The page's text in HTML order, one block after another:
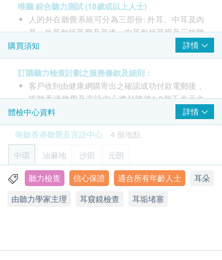
標準純音聽力測試
中耳鼓室圖測試
聽覺反射閥值測試
唯聽 綜合聽力測試 (18歲或以上人士)
人的外在聽覺系統可分為三部份: 外耳、中耳及內
耳。外耳包括耳廓及耳道，中耳包括耳膜及三枚聽
小骨，而內耳則包括了如蝸牛般的耳蝸，內耳連接
大腦的聽覺神經。聽覺系統任何一處出現問題都可
能會引致聽力損失，因此詳細的聽力檢查可找出問
題根源並由聽力學家提出最合適的治療方法。
綜合聽力測試由專業及合資格的聽力學家主理，提
供全面專業檢查，包括耳窺鏡檢查、標準純音聽力
測試、中耳鼓室圖測試、聽覺反射閾值測試，測試
後可清楚了解聽力受損程度及類型。
檢查包括：
耳窺鏡檢查
利用耳窺鏡檢查外耳道及耳膜的健康，探測是否有
耳垢堵塞，耳膜破損或外耳道發炎的情況
購買須知 詳情
訂購聽力檢查計劃之服務條款及細則：
客戶收到由健康網購寄出之確認成功付款電郵後，
唯聽香港聽覺及言語中心將於隨後1-2個工作天之
辦公時間內，致電客戶預約聽力檢查的時間及地
點。客戶亦可在訂單確認一個工作天後致電中心查
詢。
客戶須於預約當天出示身份證及列印訂購確認信確
認身份。
除嬰幼兒聽力測試外，其餘聽力測試僅限於18歲或
以上人士。
聽覺檢查計劃有效期為 6 個月，客戶必須於 6 個月
體檢中心資料
詳情
唯聽香港聽覺及言語中心
4 個地點
中環
油麻地 沙田 元朗
香港中環皇后大道中70號卡佛大廈8樓808室
顯示地圖
聽力檢查 信心保證 適合所有年齡人士
耳朵
由聽力學家主理
耳窺鏡檢查 耳垢堵塞